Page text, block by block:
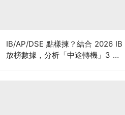
IB/AP/DSE 點樣揀？結合 2026 IB
放榜數據，分析「中途轉機」3 大